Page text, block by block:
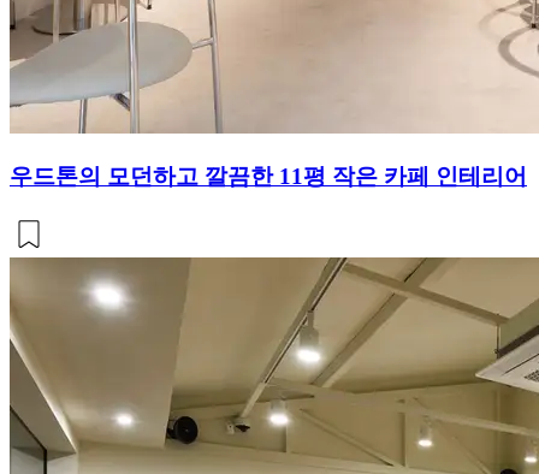
우드톤의 모던하고 깔끔한 11평 작은 카페 인테리어